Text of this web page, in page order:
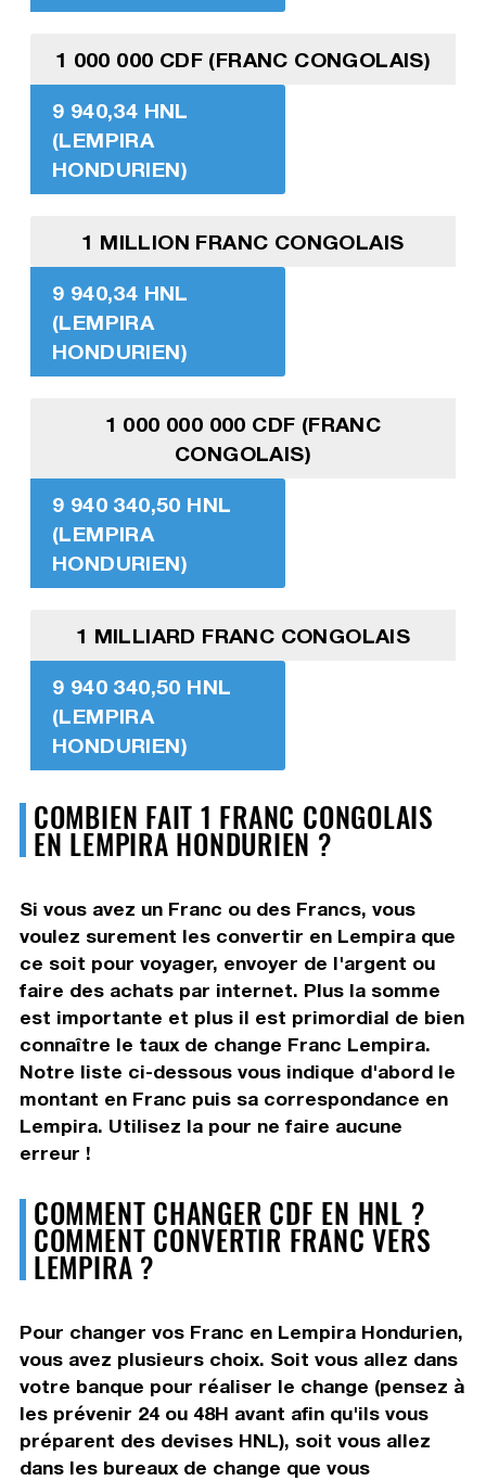
1 000 000 CDF (FRANC CONGOLAIS)
9 940,34 HNL
(LEMPIRA
HONDURIEN)
1 MILLION FRANC CONGOLAIS
9 940,34 HNL
(LEMPIRA
HONDURIEN)
1 000 000 000 CDF (FRANC
CONGOLAIS)
9 940 340,50 HNL
(LEMPIRA
HONDURIEN)
1 MILLIARD FRANC CONGOLAIS
9 940 340,50 HNL
(LEMPIRA
HONDURIEN)
COMBIEN FAIT 1 FRANC CONGOLAIS
EN LEMPIRA HONDURIEN ?
Si vous avez un Franc ou des Francs, vous
voulez surement les convertir en Lempira que
ce soit pour voyager, envoyer de l'argent ou
faire des achats par internet. Plus la somme
est importante et plus il est primordial de bien
connaître le taux de change Franc Lempira.
Notre liste ci-dessous vous indique d'abord le
montant en Franc puis sa correspondance en
Lempira. Utilisez la pour ne faire aucune
erreur !
COMMENT CHANGER CDF EN HNL ?
COMMENT CONVERTIR FRANC VERS
LEMPIRA ?
Pour changer vos Franc en Lempira Hondurien,
vous avez plusieurs choix. Soit vous allez dans
votre banque pour réaliser le change (pensez à
les prévenir 24 ou 48H avant afin qu'ils vous
préparent des devises HNL), soit vous allez
dans les bureaux de change que vous